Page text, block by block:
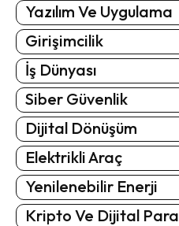
Yazılım Ve Uygulama
Girişimcilik
İş Dünyası
Siber Güvenlik
Dijital Dönüşüm
Elektrikli Araç
Yenilenebilir Enerji
Kripto Ve Dijital Para